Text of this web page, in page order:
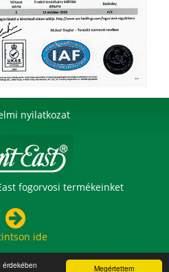
Megértettem
érdekében
nyilatkozat
fogorvosi termékeinket
ide